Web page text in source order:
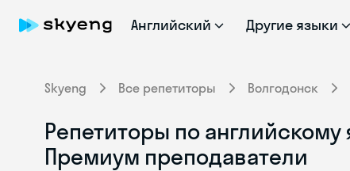
Английский Другие языки
Skyeng Все репетиторы Волгодонск
Репетиторы по
Премиум преподаватели